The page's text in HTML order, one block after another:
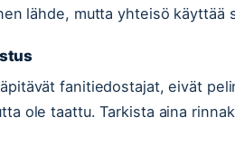
lähde, mutta yhteisö käyttää
fanitiedostajat, eivät
ole taattu. Tarkista aina